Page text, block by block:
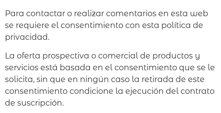
Para contactar o realizar comentarios en esta web
se requiere el consentimiento con esta política de
privacidad.
La oferta prospectiva o comercial de productos y
servicios está basada en el consentimiento que se le
solicita, sin que en ningún caso la retirada de este
consentimiento condicione la ejecución del contrato
de suscripción.